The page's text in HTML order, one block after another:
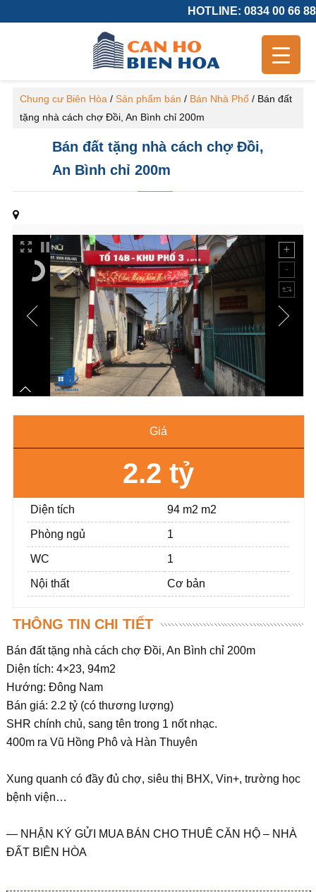
HOTLINE: 0834 00 66 88
Chung cư Biên Hòa / Sản phẩm bán / Bán Nhà Phố/ Bán đất
tặng nhà cách chợ Đồi, An Bình chỉ 200m
Bán đất tặng nhà cách chợ Đồi,
An Bình chỉ 200m
Giá
2.2 tỷ
Diện tích 94 m2 m2
Phòng ngủ 1
WC 1
Nội thất Cơ bản
THÔNG TIN CHI TIẾT
Bán đất tặng nhà cách chợ Đồi, An Bình chỉ 200m
Diện tích: 4×23, 94m2
Hướng: Đông Nam
Bán giá: 2.2 tỷ (có thương lượng)
SHR chính chủ, sang tên trong 1 nốt nhạc.
400m ra Vũ Hồng Phô và Hàn Thuyên
Xung quanh có đầy đủ chợ, siêu thị BHX, Vin+, trường học
bệnh viện…
— NHẬN KÝ GỬI MUA BÁN CHO THUÊ CĂN HỘ – NHÀ
ĐẤT BIÊN HÒA